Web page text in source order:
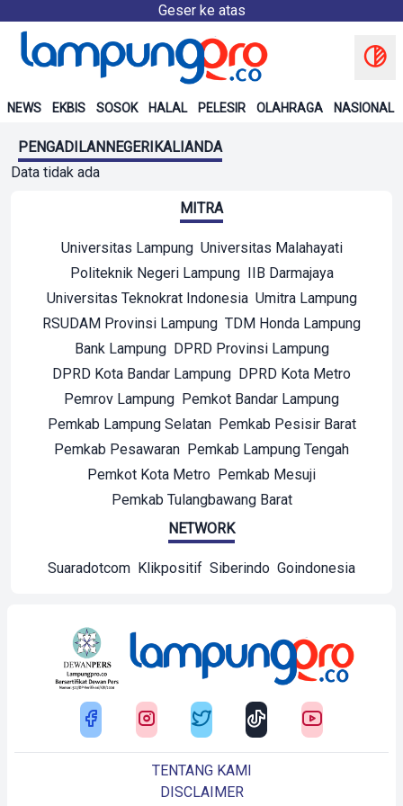
Geser ke atas
NEWS EKBIS SOSOK HALAL PELESIR OLAHRAGA NASIONAL
PENGADILANNEGERIKALIANDA
Data tidak ada
MITRA
Universitas Lampung Universitas Malahayati
Politeknik Negeri Lampung IIB Darmajaya
Universitas Teknokrat Indonesia Umitra Lampung
RSUDAM Provinsi Lampung TDM Honda Lampung
Bank Lampung DPRD Provinsi Lampung
DPRD Kota Bandar Lampung DPRD Kota Metro
Pemrov Lampung Pemkot Bandar Lampung
Pemkab Lampung Selatan Pemkab Pesisir Barat
Pemkab Pesawaran Pemkab Lampung Tengah
Pemkot Kota Metro Pemkab Mesuji
Pemkab Tulangbawang Barat
NETWORK
Suaradotcom Klikpositif Siberindo Goindonesia
TENTANG KAMI
DISCLAIMER